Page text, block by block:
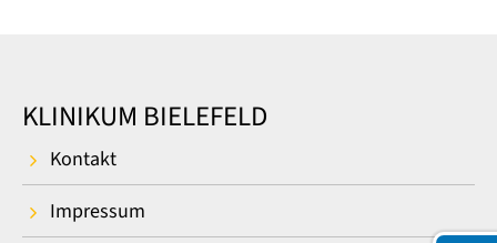
KLINIKUM BIELEFELD
Kontakt
Impressum